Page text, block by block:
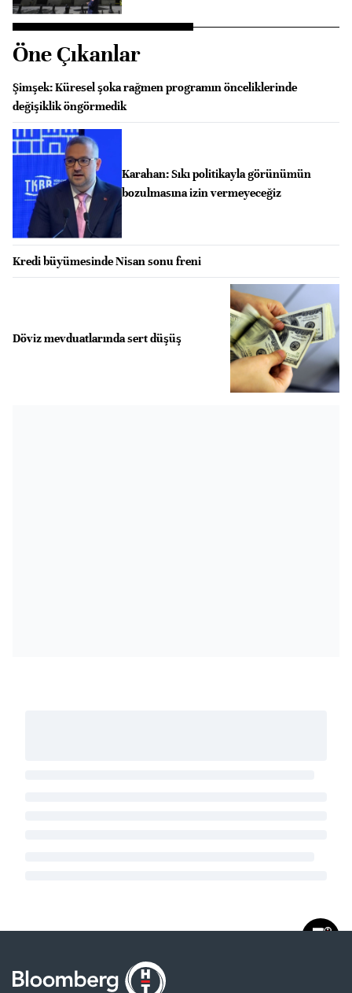
Öne Çıkanlar
Şimşek: Küresel şoka rağmen programın önceliklerinde
değişiklik öngörmedik
Karahan: Sıkı politikayla görünümün
bozulmasına izin vermeyeceğiz
Kredi büyümesinde Nisan sonu freni
Döviz mevduatlarında sert düşüş